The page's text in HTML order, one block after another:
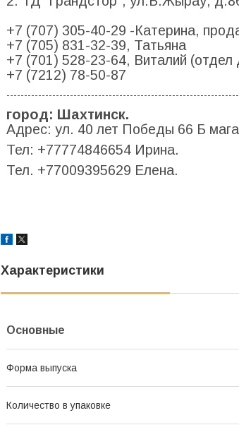
+7 (707) 305-40-29 -Катерина,
+7 (705) 831-32-39, Татьяна
+7 (701) 528-23-64, Виталий (отдел
+7 (7212) 78-50-87
город: Шахтинск.
Адрес: ул. 40 лет Победы 66 Б
Тел: +77774846654 Ирина.
Тел. +77009395629 Елена.
Характеристики
Основные
Форма выпуска
Количество в упаковке